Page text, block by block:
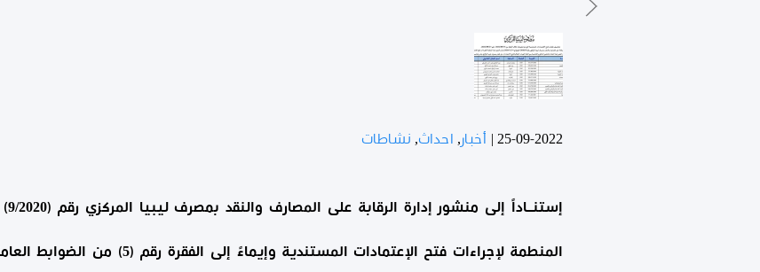
25-09-2022 أخبار, احداث, نشاطات
المنطمة لإجراءات فتح الإعتمادات